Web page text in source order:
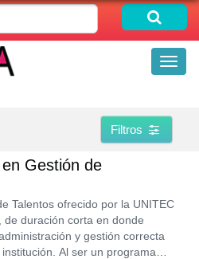
Filtros
Gestión de
Talentos ofrecido por la UNITEC
duración corta en donde
y gestión correcta
Al ser un programa